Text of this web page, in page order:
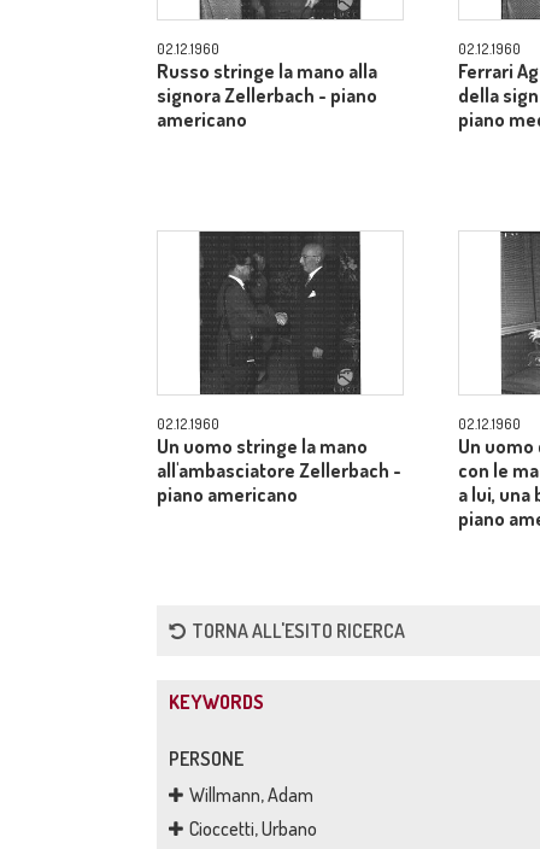
02.12.1960
Russo stringe la mano alla
signora Zellerbach - piano
americano
02.12.1960
Ferrari
della
piano
02.12.1960
Un uomo stringe la mano
all'ambasciatore Zellerbach -
piano americano
02.12.1960
Un
con le
a lui, una
piano
TORNA ALL'ESITO RICERCA
KEYWORDS
PERSONE
Willmann, Adam
Cioccetti, Urbano